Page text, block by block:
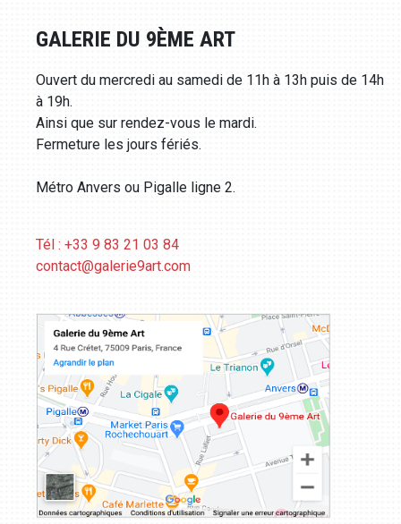
GALERIE DU 9ÈME ART
Ouvert du mercredi au samedi de 11h à 13h puis de 14h
à 19h.
Ainsi que sur rendez-vous le mardi.
Fermeture les jours fériés.
Métro Anvers ou Pigalle ligne 2.
Tél : +33 9 83 21 03 84
contact@galerie9art.com